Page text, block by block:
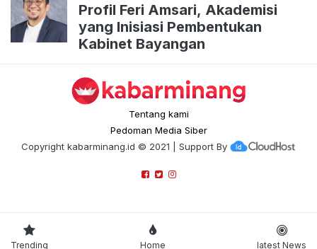
Profil Feri Amsari, Akademisi
yang Inisiasi Pembentukan
Kabinet Bayangan
Tentang kami
Pedoman Media Siber
Copyright kabarminang.id © 2021 | Support By
Trending Home latest News